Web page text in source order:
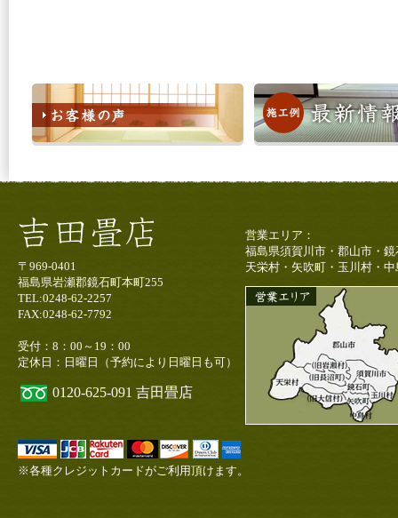
〒969-0401
福島県岩瀬郡鏡石町本町255
TEL:0248-62-2257
FAX:0248-62-7792
受付：8：00～19：00
定休日：日曜日（予約により日曜日も可）
0120-625-091 吉田畳店
営業エリア：
福島県須賀川市・郡山市・鏡
天栄村・矢吹町・玉川村・中
※各種クレジットカードがご利用頂けます。